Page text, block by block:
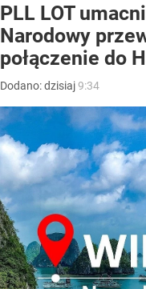
PLL LOT
Narodowy
połączenie do
Dodano:dzisiaj9:34